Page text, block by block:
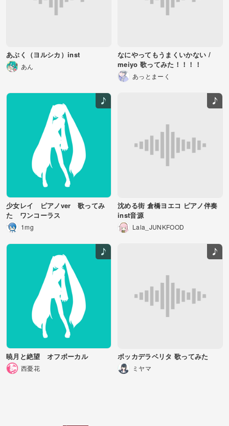
あぶく（ヨルシカ）inst
あん
なにやってもうまくいかない /
meiyo 歌ってみた！！！！
あっとまーく
少女レイ ピアノver 歌ってみ
た ワンコーラス
1mg
沈める街 倉橋ヨエコ ピアノ伴奏
inst音源
Lala_JUNKFOOD
暁月と絶望 オフボーカル
西憂花
ボッカデラベリタ 歌ってみた
ミヤマ